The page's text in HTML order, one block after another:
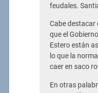
feudales.
Cabe destacar
que el
Estero están
lo que la
caer en saco
En otras